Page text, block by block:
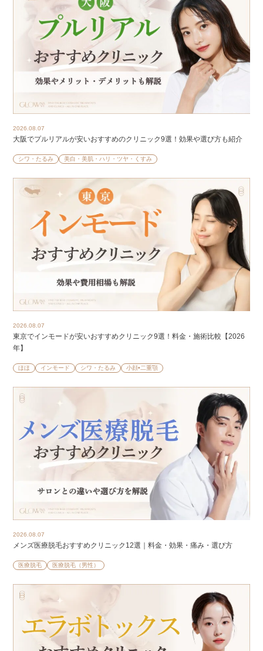
2026.08.07
大阪でプルリアルが安いおすすめのクリニック9選！効果や選び方も紹介
シワ・たるみ 美白・美肌・ハリ・ツヤ・くすみ
2026.08.07
東京でインモードが安いおすすめクリニック9選！料金・施術比較【2026
年】
ほほ インモード シワ・たるみ 小顔•二重顎
2026.08.07
メンズ医療脱毛おすすめクリニック12選｜料金・効果・痛み・選び方
医療脱毛 医療脱毛（男性）